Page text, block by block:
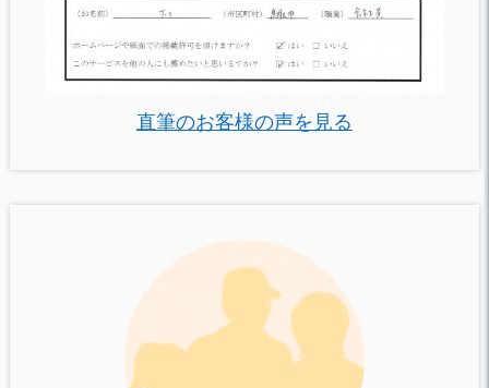
直筆のお客様の声を見る